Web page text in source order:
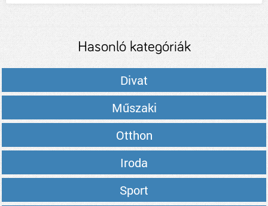
Hasonló kategóriák
Divat
Műszaki
Otthon
Iroda
Sport